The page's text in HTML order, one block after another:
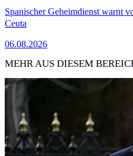
Spanischer Geheimdienst warnt
Ceuta
06.08.2026
MEHR AUS DIESEM